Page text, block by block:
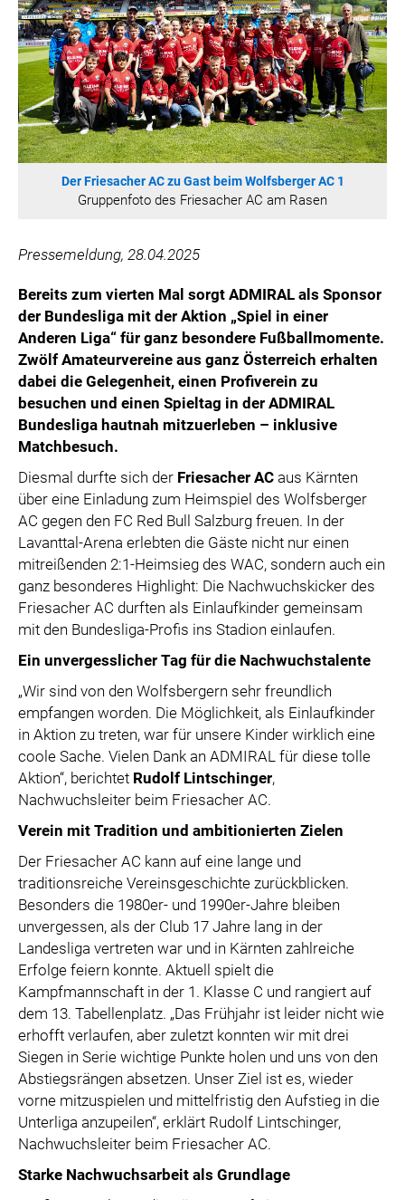
ADMIRAL SPORTWETTEN
EWP RECYCLING PFAND ÖSTERREICH
ANNEMARIE CHARITY
IMPERIAL MARKETS
TRÄGERVEREIN EINWEGPFAND
SPECIAL OLYMPICS ÖSTERREICH
COCA COLA
PRESSEKONTAKT
Der Friesacher AC zu Gast beim Wolfsberger AC 1
Gruppenfoto des Friesacher AC am Rasen
Pressemeldung, 28.04.2025
Bereits zum vierten Mal sorgt ADMIRAL als Sponsor
der Bundesliga mit der Aktion „Spiel in einer
Anderen Liga“ für ganz besondere Fußballmomente.
Zwölf Amateurvereine aus ganz Österreich erhalten
dabei die Gelegenheit, einen Profiverein zu
besuchen und einen Spieltag in der ADMIRAL
Bundesliga hautnah mitzuerleben – inklusive
Matchbesuch.
Diesmal durfte sich der Friesacher AC aus Kärnten
über eine Einladung zum Heimspiel des Wolfsberger
AC gegen den FC Red Bull Salzburg freuen. In der
Lavanttal-Arena erlebten die Gäste nicht nur einen
mitreißenden 2:1-Heimsieg des WAC, sondern auch ein
ganz besonderes Highlight: Die Nachwuchskicker des
Friesacher AC durften als Einlaufkinder gemeinsam
mit den Bundesliga-Profis ins Stadion einlaufen.
Ein unvergesslicher Tag für die Nachwuchstalente
„Wir sind von den Wolfsbergern sehr freundlich
empfangen worden. Die Möglichkeit, als Einlaufkinder
in Aktion zu treten, war für unsere Kinder wirklich eine
coole Sache. Vielen Dank an ADMIRAL für diese tolle
Aktion“, berichtet Rudolf Lintschinger,
Nachwuchsleiter beim Friesacher AC.
Verein mit Tradition und ambitionierten Zielen
Der Friesacher AC kann auf eine lange und
traditionsreiche Vereinsgeschichte zurückblicken.
Besonders die 1980er- und 1990er-Jahre bleiben
unvergessen, als der Club 17 Jahre lang in der
Landesliga vertreten war und in Kärnten zahlreiche
Erfolge feiern konnte. Aktuell spielt die
Kampfmannschaft in der 1. Klasse C und rangiert auf
dem 13. Tabellenplatz. „Das Frühjahr ist leider nicht wie
erhofft verlaufen, aber zuletzt konnten wir mit drei
Siegen in Serie wichtige Punkte holen und uns von den
Abstiegsrängen absetzen. Unser Ziel ist es, wieder
vorne mitzuspielen und mittelfristig den Aufstieg in die
Unterliga anzupeilen“, erklärt Rudolf Lintschinger,
Nachwuchsleiter beim Friesacher AC.
Starke Nachwuchsarbeit als Grundlage